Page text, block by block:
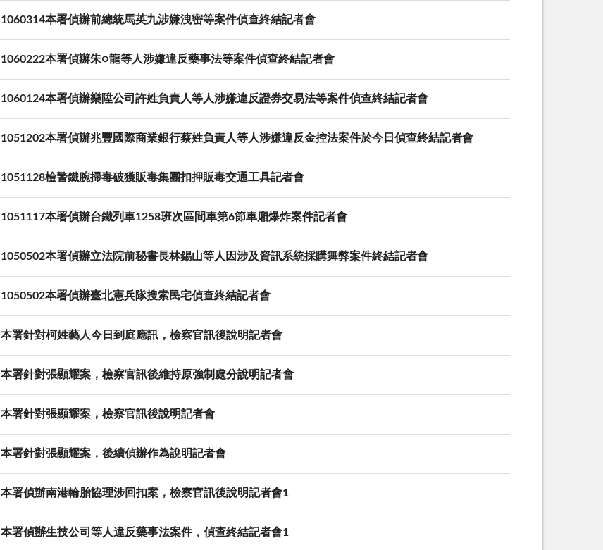
1060314本署偵辦前總統馬英九涉嫌洩密等案件偵查終結記者會
1060222本署偵辦朱○龍等人涉嫌違反藥事法等案件偵查終結記者會
1060124本署偵辦樂陞公司許姓負責人等人涉嫌違反證券交易法等案件偵查終結記者會
1051202本署偵辦兆豐國際商業銀行蔡姓負責人等人涉嫌違反金控法案件於今日偵查終結記者會
1051128檢警鐵腕掃毒破獲販毒集團扣押販毒交通工具記者會
1051117本署偵辦台鐵列車1258班次區間車第6節車廂爆炸案件記者會
1050502本署偵辦立法院前秘書長林錫山等人因涉及資訊系統採購舞弊案件終結記者會
1050502本署偵辦臺北憲兵隊搜索民宅偵查終結記者會
本署針對柯姓藝人今日到庭應訊，檢察官訊後說明記者會
本署針對張顯耀案，檢察官訊後維持原強制處分說明記者會
本署針對張顯耀案，檢察官訊後說明記者會
本署針對張顯耀案，後續偵辦作為說明記者會
本署偵辦南港輪胎協理涉回扣案，檢察官訊後說明記者會1
本署偵辦生技公司等人違反藥事法案件，偵查終結記者會1